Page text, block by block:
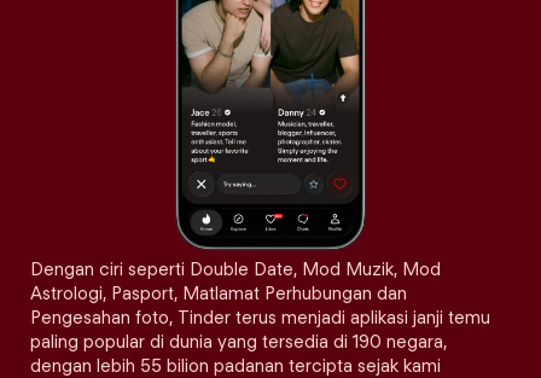
Dengan ciri seperti Double Date, Mod Muzik, Mod
Astrologi, Pasport, Matlamat Perhubungan dan
Pengesahan foto, Tinder terus menjadi aplikasi janji temu
paling popular di dunia yang tersedia di 190 negara,
dengan lebih 55 bilion padanan tercipta sejak kami